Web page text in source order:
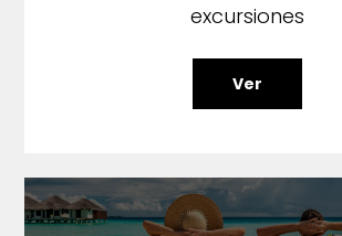
excursiones
Ver